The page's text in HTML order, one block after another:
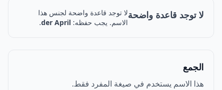
لا توجد قاعدة واضحةلا توجد قاعدة واضحة لجنس هذا
الاسم. يجب حفظه: der April
.
الجمع
هذا الاسم يستخدم في صيغة المفرد فقط.